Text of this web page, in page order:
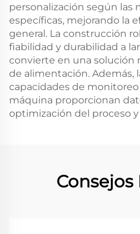
personalización según las
específicas, mejorando la
general. La construcción
fiabilidad y durabilidad a
convierte en una solución
de alimentación. Además,
capacidades de
máquina proporcionan
optimización del proceso
Consejos